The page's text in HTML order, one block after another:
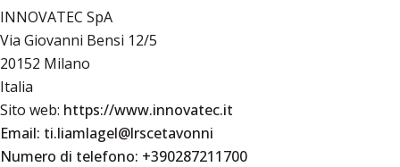
INNOVATEC SpA
Via Giovanni Bensi 12/5
20152 Milano
Italia
Sito web: https://www.innovatec.it
Email: ti.liamlagel@lrscetavonni
Numero di telefono: +390287211700